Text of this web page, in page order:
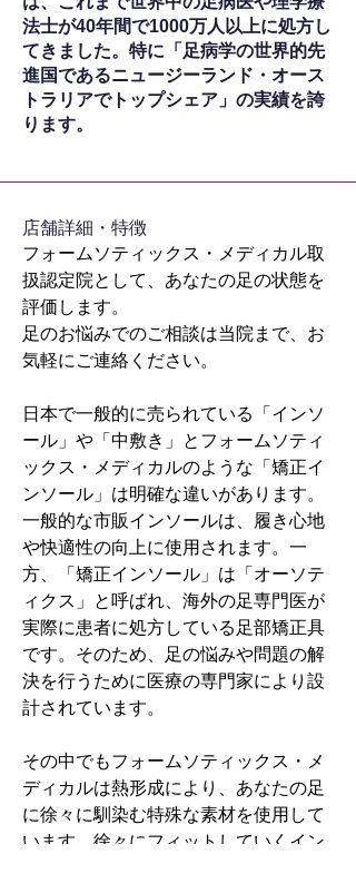
法士が40年間で1000万人以上に処方し
てきました。特に「足病学の世界的先
進国であるニュージーランド・オース
トラリアでトップシェア」の実績を誇
ります。
​店舗詳細・特徴
フォームソティックス・メディカル取
扱認定院として、あなたの足の状態を
評価します。
足のお悩みでのご相談は当院まで、お
気軽にご連絡ください。
日本で一般的に売られている「インソ
ール」や「中敷き」とフォームソティ
ックス・メディカルのような「矯正イ
ンソール」は明確な違いがあります。
一般的な市販インソールは、履き心地
や快適性の向上に使用されます。一
方、「矯正インソール」は「オーソテ
ィクス」と呼ばれ、海外の足専門医が
実際に患者に処方している足部矯正具
です。そのため、足の悩みや問題の解
決を行うために医療の専門家により設
計されています。
その中でもフォームソティックス・メ
ディカルは熱形成により、あなたの足
に徐々に馴染む特殊な素材を使用して
います。徐々にフィットしていくイン